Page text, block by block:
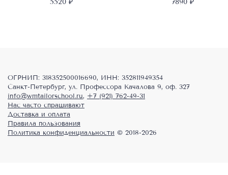
странице
странице
ОГРНИП: 318352500016690, ИНН: 352811949354
Санкт-Петербург, ул. Профессора Качалова 9, оф. 327
info@wmtailorschool.ru, +7 (921) 762-49-31
Нас часто спрашивают
Доставка и оплата
Правила пользования
Политика конфиденциальности © 2018-2026